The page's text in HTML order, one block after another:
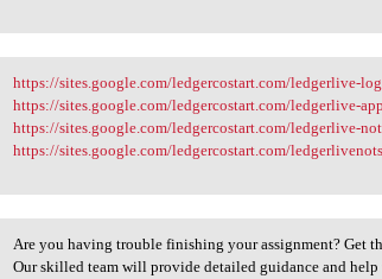
https://sites.google.com
https://sites.google.com/ledgercostart.com/ledgerlive-
https://sites.google.com/ledgercostart.com/ledgerlive-
https://sites.google.com/ledgercostart.com/ledgerlive-
https://sites.google.com/ledgercostart.com/
Are you having trouble
Are you having trouble finishing your assignment? Get
Our skilled team will provide detailed guidance and